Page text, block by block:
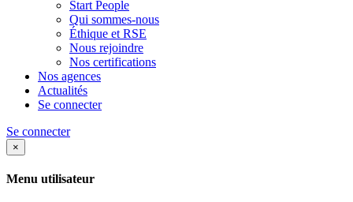
Start People
Qui sommes-nous
Éthique et RSE
Nous rejoindre
Nos certifications
Nos agences
Actualités
Se connecter
Se connecter
×
Menu utilisateur